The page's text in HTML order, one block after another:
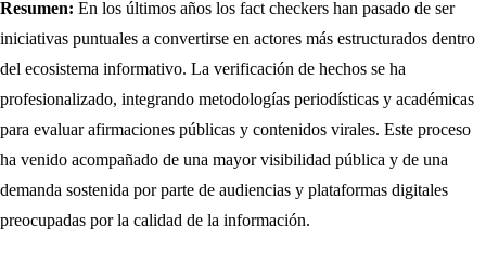
Resumen: En los últimos años los fact checkers han pasado de ser
iniciativas puntuales a convertirse en actores más estructurados dentro
del ecosistema informativo. La verificación de hechos se ha
profesionalizado, integrando metodologías periodísticas y académicas
para evaluar afirmaciones públicas y contenidos virales. Este proceso
ha venido acompañado de una mayor visibilidad pública y de una
demanda sostenida por parte de audiencias y plataformas digitales
preocupadas por la calidad de la información.